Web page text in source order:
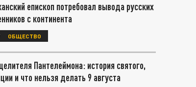
епископ потребовал вывода русских
с континента
ОБЩЕСТВО
Пантелеймона: история святого,
и что нельзя делать 9 августа